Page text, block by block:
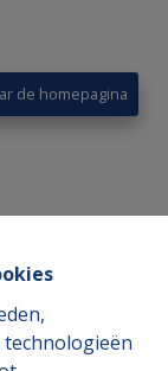
de homepagina